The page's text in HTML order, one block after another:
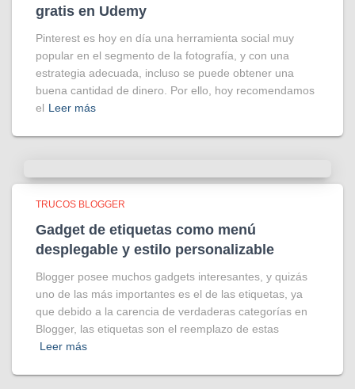
gratis en Udemy
Pinterest es hoy en día una herramienta social muy
popular en el segmento de la fotografía, y con una
estrategia adecuada, incluso se puede obtener una
buena cantidad de dinero. Por ello, hoy recomendamos
el Leer más
TRUCOS BLOGGER
Gadget de etiquetas como menú
desplegable y estilo personalizable
Blogger posee muchos gadgets interesantes, y quizás
uno de las más importantes es el de las etiquetas, ya
que debido a la carencia de verdaderas categorías en
Blogger, las etiquetas son el reemplazo de estas
Leer más